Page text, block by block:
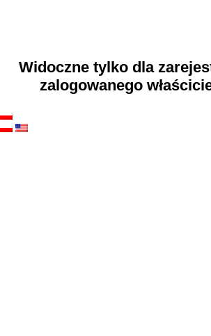
Widoczne tylko dla
zalogowanego